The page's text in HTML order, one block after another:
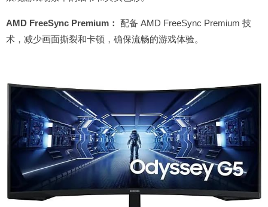
AMD FreeSync Premium： 配备 AMD FreeSync Premium 技
术，减少画面撕裂和卡顿，确保流畅的游戏体验。